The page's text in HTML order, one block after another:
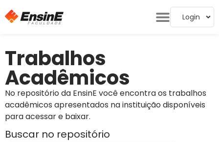
Login
Trabalhos
Acadêmicos
No repositório da EnsinE você encontra os trabalhos
acadêmicos apresentados na instituição disponíveis
para acessar e baixar.
Buscar no repositório